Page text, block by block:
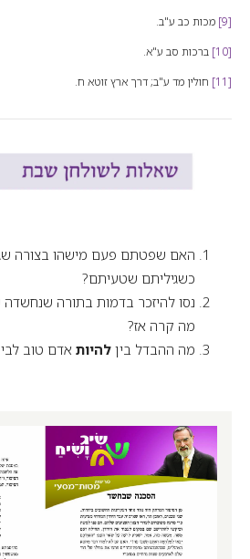
[9]
מכות כב ע"ב.
[10]
ברכות סב ע"א.
[11]
חולין מד ע"ב; דרך ארץ זוטא ח.
האם שפטתם פעם מישהו בצורה
כשגיליתם שטעיתם?
נסו להיזכר בדמות בתורה שנחשדה
מה קרה אז?
מה ההבדל בין להיות אדם טוב